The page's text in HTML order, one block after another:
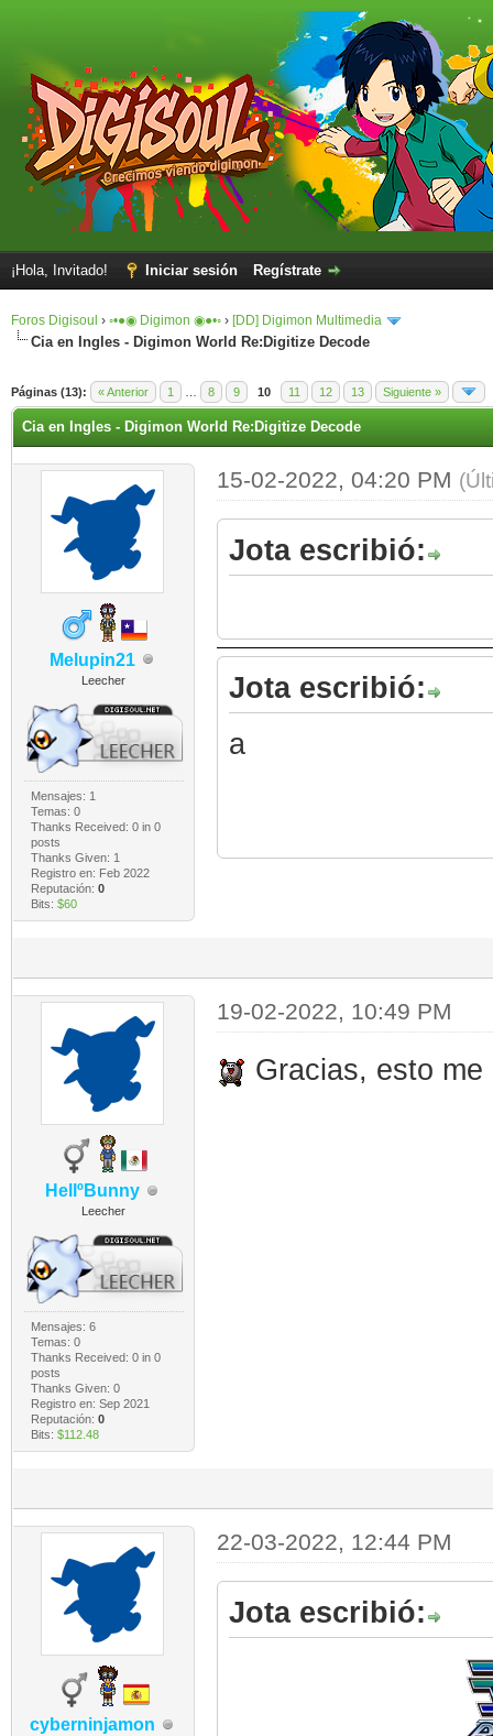
¡Hola, Invitado! Iniciar sesión Regístrate
Foros Digisoul › ◦•●◉ Digimon ◉●•◦ › [DD] Digimon Multimedia
Cia en Ingles - Digimon World Re:Digitize Decode
Páginas (13): « Anterior 1 8 9 10 11 12 13 Siguiente »
Cia en Ingles - Digimon World Re:Digitize Decode
Melupin21
Leecher
Mensajes: 1
Temas: 0
Thanks Received: 0in 0
posts
Thanks Given: 1
Registro en: Feb 2022
Reputación: 0
Bits: $60
15-02-2022, 04:20 PM
Jota escribió:
Jota escribió:
a
HellºBunny
Leecher
Mensajes: 6
Temas: 0
Thanks Received: 0in 0
posts
Thanks Given: 0
Registro en: Sep 2021
Reputación: 0
Bits: $112.48
19-02-2022, 10:49 PM
Gracias, esto
cyberninjamon
22-03-2022, 12:44 PM
Jota escribió: